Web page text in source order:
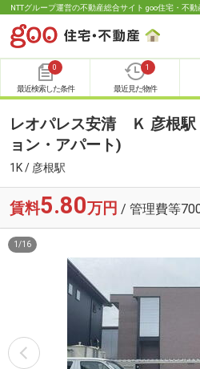
NTTグループ運営の不動産総合サイト goo住宅・不動
0
最近検索した条件
1
最近見た物件
レオパレス安清 Ｋ 彦根駅
ョン・アパート)
1K / 彦根駅
賃料5.80万円 / 管理費等
1 /16